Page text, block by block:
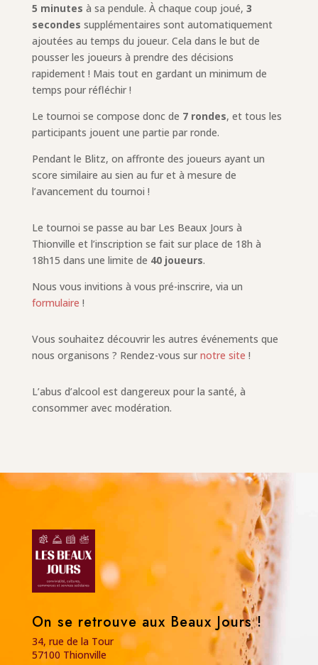
5 minutes à sa pendule. À chaque coup joué, 3
secondes supplémentaires sont automatiquement
ajoutées au temps du joueur. Cela dans le but de
pousser les joueurs à prendre des décisions
rapidement ! Mais tout en gardant un minimum de
temps pour réfléchir !
Le tournoi se compose donc de 7 rondes, et tous les
participants jouent une partie par ronde.
Pendant le Blitz, on affronte des joueurs ayant un
score similaire au sien au fur et à mesure de
l’avancement du tournoi !
Le tournoi se passe au bar Les Beaux Jours à
Thionville et l’inscription se fait sur place de 18h à
18h15 dans une limite de 40 joueurs.
Nous vous invitions à vous pré-inscrire, via un
formulaire !
Vous souhaitez découvrir les autres événements que
nous organisons ? Rendez-vous sur notre site !
L’abus d’alcool est dangereux pour la santé, à
consommer avec modération.
On se retrouve aux Beaux Jours !
34, rue de la Tour
57100 Thionville